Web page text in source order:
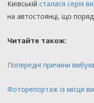
Київській сталася серія
на автостоянці, що
Читайте також:
Попередні причини
Фоторепортаж із місця